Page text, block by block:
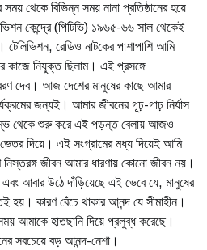
থেকে বিভিন্ন সময় নানা প্রতিষ্ঠানের হয়ে
কেন্দ্রে (পিটিভি) ১৯৬৫-৬৬ সাল থেকেই
রেডিও নাটকের পাশাপাশি আমি
কাজে নিযুক্ত ছিলাম। এই প্রসঙ্গে
দেব। আজ দেশের মানুষের কাছে আমার
জন্যই। আমার জীবনের গূঢ়-গাঢ় নির্যাস
থেকে শুরু করে এই পড়ন্ত বেলায় আজও
দিয়ে। এই সংগ্রামের মধ্য দিয়েই আমি
নিস্তরঙ্গ জীবন আমার ধারণায় কোনো জীবন নয়।
আবার উঠে দাঁড়িয়েছে এই ভেবে যে, মানুষের
হয়। কারণ বেঁচে থাকার আনন্দ যে সীমাহীন।
আমাকে হাতছানি দিয়ে প্রলুব্ধ করেছে।
সবচেয়ে বড় আনন্দ-নেশা।